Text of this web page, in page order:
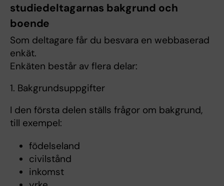
studiedeltagarnas bakgrund och
boende
Som deltagare får du besvara en webbaserad
enkät.
Enkäten består av flera delar:
1. Bakgrundsuppgifter
I den första delen ställs frågor om bakgrund,
till exempel:
födelseland
civilstånd
inkomst